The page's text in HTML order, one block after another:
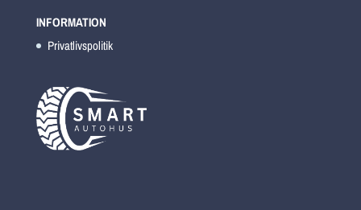
INFORMATION
Privatlivspolitik